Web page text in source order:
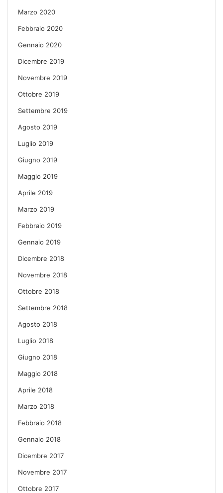
Marzo 2020
Febbraio 2020
Gennaio 2020
Dicembre 2019
Novembre 2019
Ottobre 2019
Settembre 2019
Agosto 2019
Luglio 2019
Giugno 2019
Maggio 2019
Aprile 2019
Marzo 2019
Febbraio 2019
Gennaio 2019
Dicembre 2018
Novembre 2018
Ottobre 2018
Settembre 2018
Agosto 2018
Luglio 2018
Giugno 2018
Maggio 2018
Aprile 2018
Marzo 2018
Febbraio 2018
Gennaio 2018
Dicembre 2017
Novembre 2017
Ottobre 2017